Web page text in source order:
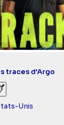
traces d'Argo
et
Unis